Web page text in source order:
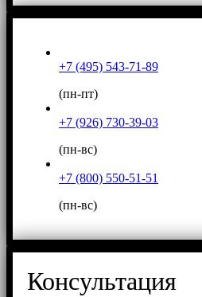
+7 (495) 543-71-89
(пн-пт)
+7 (926) 730-39-03
(пн-вс)
+7 (800) 550-51-51
(пн-вс)
Консультация